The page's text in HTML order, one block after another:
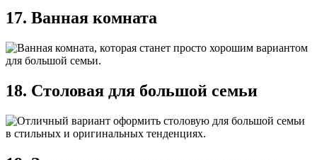
17. Ванная комната
18. Столовая для большой семьи